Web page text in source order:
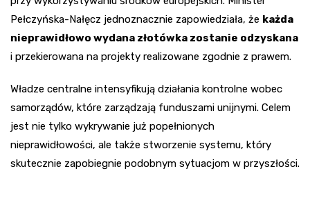
Pełczyńska-Nałęcz jednoznacznie zapowiedziała, że każda
nieprawidłowo wydana złotówka zostanie odzyskana
i przekierowana na projekty realizowane zgodnie z prawem.
Władze centralne intensyfikują działania kontrolne wobec
samorządów, które zarządzają funduszami unijnymi. Celem
jest nie tylko wykrywanie już popełnionych
nieprawidłowości, ale także stworzenie systemu, który
skutecznie zapobiegnie podobnym sytuacjom w przyszłości.